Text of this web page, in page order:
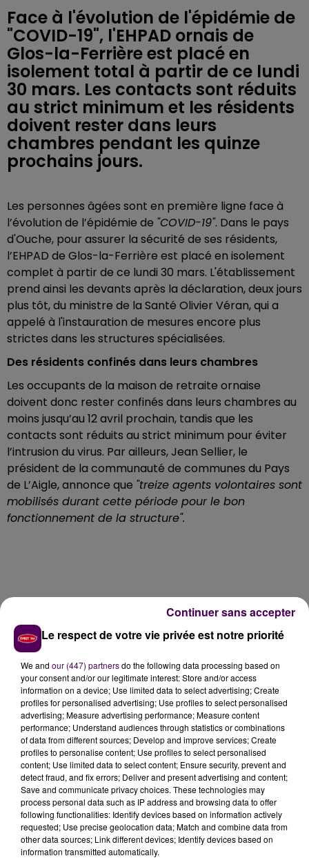
Face à l'évolution de l'épidémie de
"COVID-19", l'EHPAD ornais de
Glos-la-Ferrière est placé en
isolement total à partir de ce lundi
30 mars. Les contacts sont réduits
au strict minimum et les résidents
doivent rester dans leurs
chambres pendant les quinze
prochains jours.
Les personnes âgées sont en première ligne face à
l’évolution de l’épidémie de "COVID-19". Dans le pays
d'Ouche, pour assurer la sécurité de ses résidents,
l’EHPAD de Glos-la-Ferrière est placé en isolement
complet à partir de ce lundi 30 mars. L'établissement
prend ainsi les devants après la déclaration, deux jours
plus tôt, du ministre de la Santé Olivier Véran, qui a
appelé à l'instauration de mesures encore plus
strictes dans les structures spécialisées.
Des résidents confinés dans leurs chambres
Les occupants de la maison de retraite ornaise
doivent donc rester confinés dans leurs chambres au
moins jusqu’au 12 avril prochain, tandis que les
contacts sont réduits au strict minimum pour éviter
l’intrusion du virus. Par ailleurs, Jean Sellier, le
président de la communauté de communes du Pays
de L’Aigle, annonce que "treize agents volontaires sont
mobilisés durant cette période pour le bon
fonctionnement de la structure".
Le respect de votre vie privée est notre priorité
We and our (447) partnersdo the following data processing based on
your consent and/or our legitimate interest: Store and/or access
information on a device; Use limited data to select advertising; Create
profiles for personalised advertising; Use profiles to select personalised
advertising; Measure advertising performance; Measure content
performance; Understand audiences through statistics or combinations
of data from different sources; Develop and improve services; Create
profiles to personalise content; Use profiles to select personalised
content; Use limited data to select content; Ensure security, prevent and
detect fraud, and fix errors; Deliver and present advertising and content;
Save and communicate privacy choices. These technologies may
process personal data such as IP address and browsing data to offer
following functionalities: Identify devices based on information actively
requested; Use precise geolocation data; Match and combine data from
other data sources; Link different devices; Identify devices based on
information transmitted automatically.
Continuer sans accepter